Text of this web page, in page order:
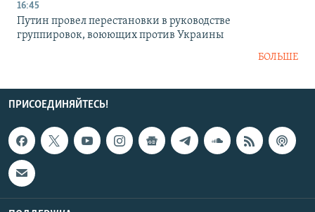
16:45
Путин провел перестановки в руководстве
группировок, воюющих против Украины
БОЛЬШЕ
ПРИСОЕДИНЯЙТЕСЬ!